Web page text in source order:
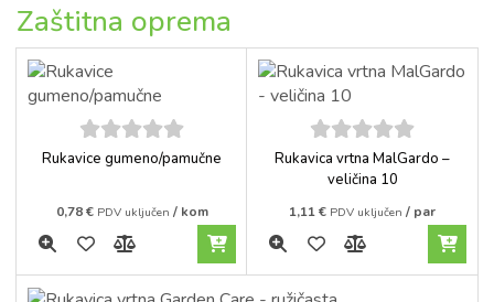
Zaštitna oprema
5out of
Rukavice gumeno/pamučne
0,78€ PDV uključen / kom
5out of
Rukavica vrtna MalGardo –
veličina 10
1,11€ PDV uključen / par